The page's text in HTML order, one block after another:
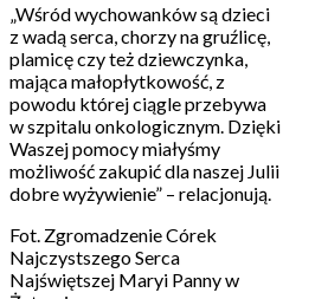
„Wśród wychowanków są dzieci
z wadą serca, chorzy na gruźlicę,
plamicę czy też dziewczynka,
mająca małopłytkowość, z
powodu której ciągle przebywa
w szpitalu onkologicznym. Dzięki
Waszej pomocy miałyśmy
możliwość zakupić dla naszej Julii
dobre wyżywienie” – relacjonują.
Fot. Zgromadzenie Córek
Najczystszego Serca
Najświętszej Maryi Panny w